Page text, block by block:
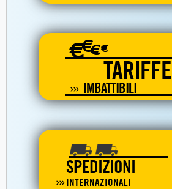
€€€€
TARIFFE
IMBATTIBILI
SPEDIZIONI
INTERNAZIONALI